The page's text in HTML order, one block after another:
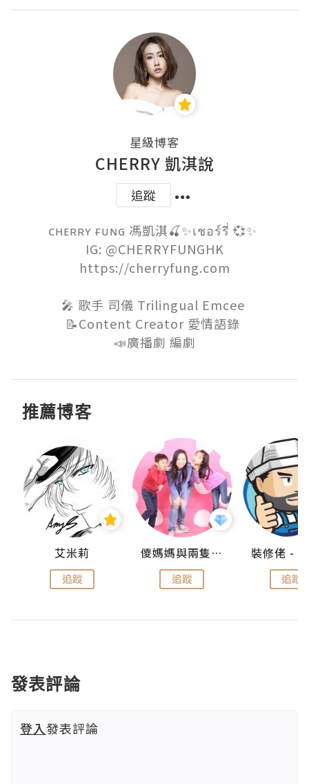
星級博客
CHERRY 凱淇說
追蹤
ᴄʜᴇʀʀʏ ғᴜɴɢ 馮凱淇🍒✨เชอร์รี่ 💞✨
IG: @CHERRYFUNGHK
https://cherryfung.com
🎤 歌手 司儀 Trilingual Emcee
📝Content Creator 愛情語錄
📣廣播劇 編劇
推薦博客
艾米莉
追蹤
儍媽媽與兩隻小魔怪之家
追蹤 追蹤
發表評論
登入發表評論